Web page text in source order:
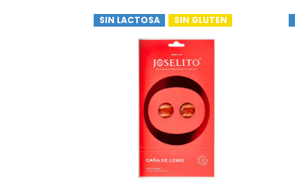
SIN LACTOSA SIN GLUTEN